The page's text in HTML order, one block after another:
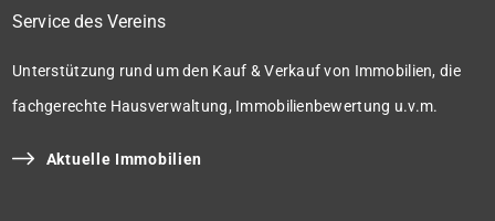
Service des Vereins
Unterstützung rund um den Kauf & Verkauf von Immobilien, die
fachgerechte Hausverwaltung, Immobilienbewertung u.v.m.
Aktuelle Immobilien